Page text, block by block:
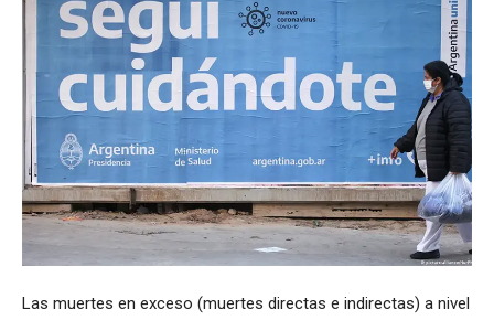
Las muertes en exceso (muertes directas e indirectas) a nivel